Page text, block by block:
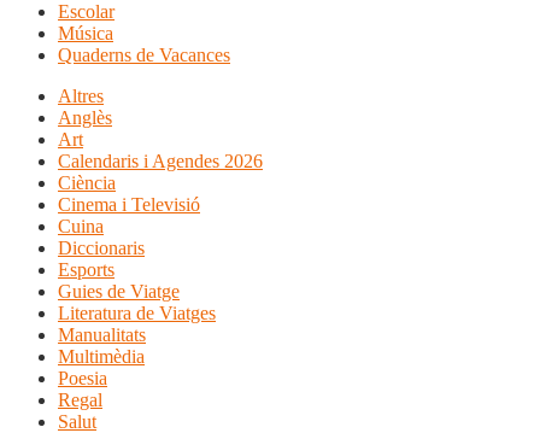
Escolar
Música
Quaderns de Vacances
Altres
Anglès
Art
Calendaris i Agendes 2026
Ciència
Cinema i Televisió
Cuina
Diccionaris
Esports
Guies de Viatge
Literatura de Viatges
Manualitats
Multimèdia
Poesia
Regal
Salut